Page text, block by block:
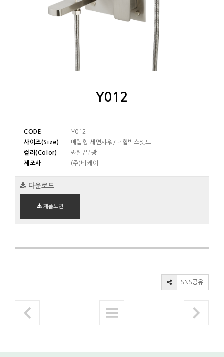
Y012
CODE
Y012
사이즈(Size)
매립형 세면샤워/내함박스셋트
컬러(Color)
싸틴/무광
제조사
(주)비케이
다운로드
제품도면
SNS공유